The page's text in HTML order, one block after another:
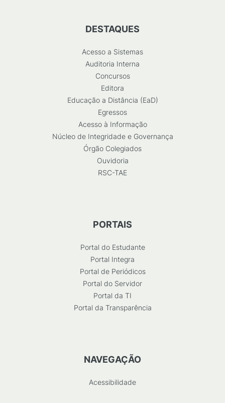
DESTAQUES
Acesso a Sistemas
Auditoria Interna
Concursos
Editora
Educação a Distância (EaD)
Egressos
Acesso à Informação
Núcleo de Integridade e Governança
Órgão Colegiados
Ouvidoria
RSC-TAE
PORTAIS
Portal do Estudante
Portal Integra
Portal de Periódicos
Portal do Servidor
Portal da TI
Portal da Transparência
NAVEGAÇÃO
Acessibilidade